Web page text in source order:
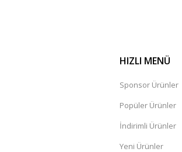
HIZLI MENÜ
Sponsor Ürünler
Popüler Ürünler
İndirimli Ürünler
Yeni Ürünler